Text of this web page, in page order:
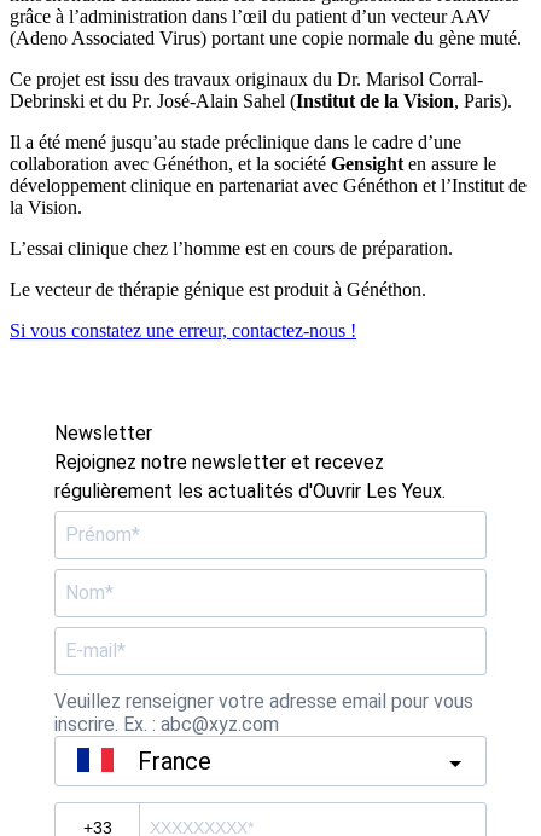
grâce à l’administration dans l’œil du patient d’un vecteur AAV
(Adeno Associated Virus) portant une copie normale du gène muté.
Ce projet est issu des travaux originaux du Dr. Marisol Corral-
Debrinski et du Pr. José-Alain Sahel (Institut de la Vision, Paris).
Il a été mené jusqu’au stade préclinique dans le cadre d’une
collaboration avec Généthon, et la société Gensight en assure le
développement clinique en partenariat avec Généthon et l’Institut de
la Vision.
L’essai clinique chez l’homme est en cours de préparation.
Le vecteur de thérapie génique est produit à Généthon.
Si vous constatez une erreur, contactez-nous !
Newsletter
Rejoignez notre newsletter et recevez
régulièrement les actualités d'Ouvrir Les Yeux.
Veuillez renseigner votre adresse email pour vous
inscrire. Ex. : abc@xyz.com
France